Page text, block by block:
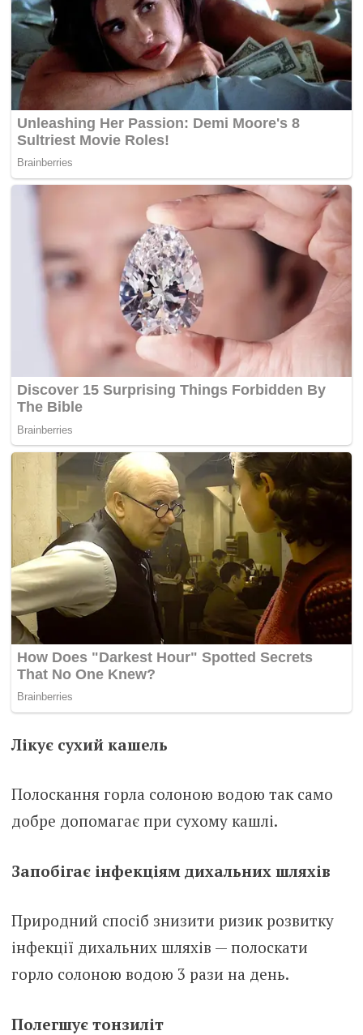
Лікує сухий кашель
Полоскання горла солоною водою так само
добре допомагає при сухому кашлі.
Запобігає інфекціям дихальних шляхів
Природний спосіб знизити ризик розвитку
інфекції дихальних шляхів — полоскати
горло солоною водою 3 рази на день.
Полегшує тонзиліт